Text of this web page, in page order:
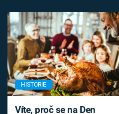
HISTORIE
Víte, proč se na Den